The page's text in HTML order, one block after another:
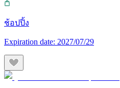
ช้อปปิ้ง
Expiration date: 2027/07/29